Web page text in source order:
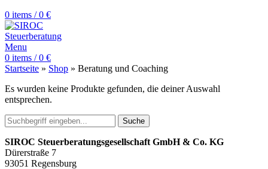
0 items / 0 €
Menu
0 items / 0 €
Startseite » Shop » Beratung und Coaching
Es wurden keine Produkte gefunden, die deiner Auswahl
entsprechen.
Suche
SIROC Steuerberatungsgesellschaft GmbH & Co. KG
Dürerstraße 7
93051 Regensburg